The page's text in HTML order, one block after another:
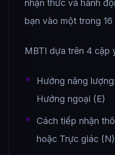
nhận thức và hành
bạn vào một trong
MBTI dựa trên 4 cặp
Hướng năng
Hướng ngoại (E)
Cách tiếp nhận
hoặc Trực giác (N)